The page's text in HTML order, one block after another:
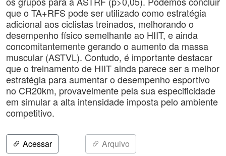
que o TA+RFS pode ser utilizado como estratégia
adicional aos ciclistas treinados, melhorando o
desempenho físico semelhante ao HIIT, e ainda
concomitantemente gerando o aumento da massa
muscular (ASTVL). Contudo, é importante destacar
que o treinamento de HIIT ainda parece ser a melhor
estratégia para aumentar o desempenho esportivo
no CR20km, provavelmente pela sua especificidade
em simular a alta intensidade imposta pelo ambiente
competitivo.
Acessar Arquivo